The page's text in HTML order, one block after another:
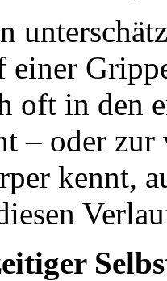
einer
oft in den
– oder
kennt,